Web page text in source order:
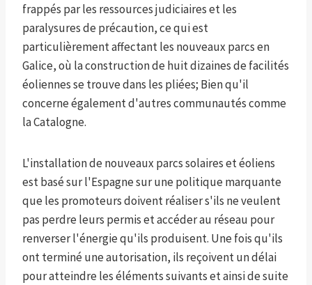
frappés par les ressources judiciaires et les
paralysures de précaution, ce qui est
particulièrement affectant les nouveaux parcs en
Galice, où la construction de huit dizaines de facilités
éoliennes se trouve dans les pliées; Bien qu'il
concerne également d'autres communautés comme
la Catalogne.
L'installation de nouveaux parcs solaires et éoliens
est basé sur l'Espagne sur une politique marquante
que les promoteurs doivent réaliser s'ils ne veulent
pas perdre leurs permis et accéder au réseau pour
renverser l'énergie qu'ils produisent. Une fois qu'ils
ont terminé une autorisation, ils reçoivent un délai
pour atteindre les éléments suivants et ainsi de suite